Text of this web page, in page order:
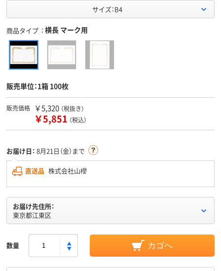
サイズ：B4
商品タイプ 横長 マーク用
販売単位：1箱 100枚
販売価格 ￥5,320 （税抜き）
￥5,851 （税込）
お届け日： 8月21日（金）まで
直送品 株式会社山櫻
お届け先住所：
東京都江東区
数量 カゴへ